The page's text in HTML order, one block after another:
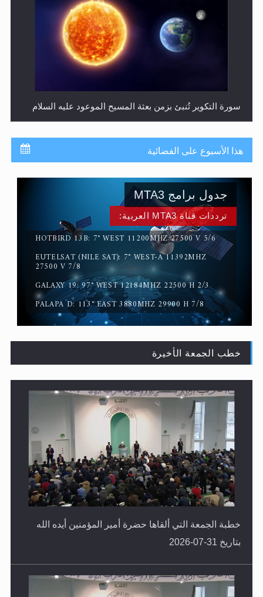
القرآن قاضٍ وحكمٌ على السنة ومهيمنٌ عليها.. ليس العكس
لا ناسخ ولا منسوخ في القرآن الكريم
هذا الأسبوع على الفضائية
ترددات قناة MTA3 العربية:
HOTBIRD 13B: 7° WEST 11200MHZ 27500 V 5/6
EUTELSAT (NILE SAT): 7° WEST-A 11392MHZ
27500 V 7/8
GALAXY 19: 97° WEST 12184MHZ 22500 H 2/3
PALAPA D: 113° EAST 3880MHZ 29900 H 7/8
خطب الجمعة الأخيرة
خطبة الجمعة التي ألقاها حضرة أمير المؤمنين أيده الله